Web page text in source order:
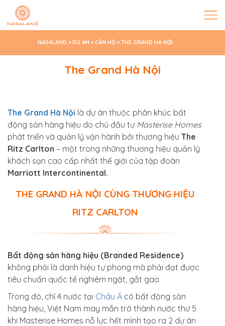
NASALAND »DỰ ÁN »CĂN HỘ»THE GRAND HÀ NỘI
The Grand Hà Nội
The Grand Hà Nội là dự án thuộc phân khúc bất
động sản hàng hiệu do chủ đầu tư Masterise Homes
phát triển và quản lý vận hành bởi thương hiệu The
Ritz Carlton – một trong những thương hiệu quản lý
khách sạn cao cấp nhất thế giới của tập đoàn
Marriott Intercontinental.
THE GRAND HÀ NỘI CÙNG THƯƠNG HIỆU
RITZ CARLTON
Bất động sản hàng hiệu (Branded Residence)
không phải là danh hiệu tự phong mà phải đạt được
tiêu chuẩn quốc tế nghiêm ngặt, gắt gao.
Trong đó, chỉ 4 nước tại Châu Á có bất động sản
hàng hiệu, Việt Nam may mắn trở thành nước thứ 5
khi Masterise Homes nỗ lực hết mình tạo ra 2 dự án